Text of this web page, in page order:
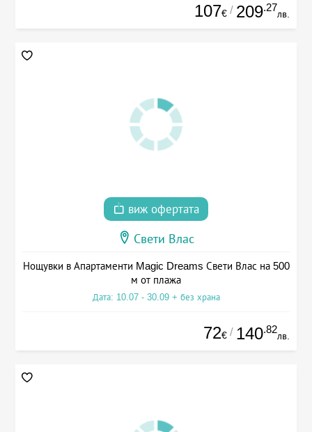
107€ / 209.27
лв.
виж офертата
Свети Влас
Нощувки в Апартаменти Magic Dreams Свети Влас на 500
м от плажа
Дата: 10.07 - 30.09 + без храна
72€ / 140.82
лв.